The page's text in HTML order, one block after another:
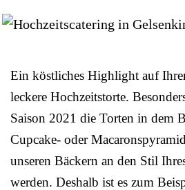
Ein köstliches Highlight auf
leckere Hochzeitstorte.
Saison 2021 die Torten in dem
Cupcake- oder
unseren Bäckern an den Stil
werden. Deshalb ist es zum